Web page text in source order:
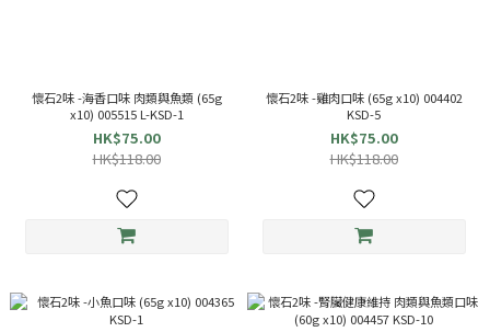
懷石2味 -海香口味 肉類與魚類 (65g
x10) 005515 L-KSD-1
HK$75.00
HK$118.00
懷石2味 -雞肉口味 (65g x10) 004402
KSD-5
HK$75.00
HK$118.00